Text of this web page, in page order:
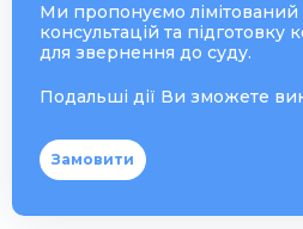
Ми пропонуємо
консультацій та підготовку
для звернення до суду.
Подальші дії Ви зможете
Замовити